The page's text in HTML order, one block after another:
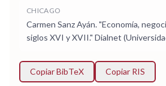
CHICAGO
Carmen Sanz Ayán. "Economía,
siglos XVI y XVII." Dialnet
Copiar BibTeX Copiar RIS